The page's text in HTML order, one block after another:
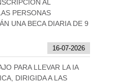
AL
PERSONAS
UNA BECA DIARIA DE 9
16-07-2026
PARA LLEVAR LA IA
DIRIGIDA A LAS